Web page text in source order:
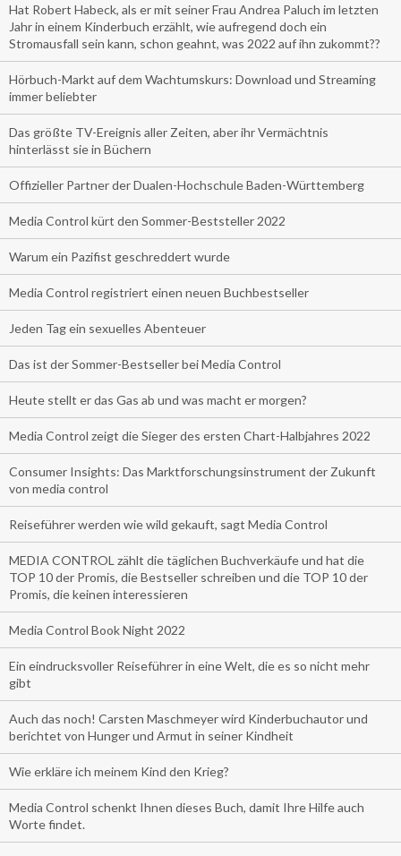
Hat Robert Habeck, als er mit seiner Frau Andrea Paluch im letzten
Jahr in einem Kinderbuch erzählt, wie aufregend doch ein
Stromausfall sein kann, schon geahnt, was 2022 auf ihn zukommt??
Hörbuch-Markt auf dem Wachtumskurs: Download und Streaming
immer beliebter
Das größte TV-Ereignis aller Zeiten, aber ihr Vermächtnis
hinterlässt sie in Büchern
Offizieller Partner der Dualen-Hochschule Baden-Württemberg
Media Control kürt den Sommer-Beststeller 2022
Warum ein Pazifist geschreddert wurde
Media Control registriert einen neuen Buchbestseller
Jeden Tag ein sexuelles Abenteuer
Das ist der Sommer-Bestseller bei Media Control
Heute stellt er das Gas ab und was macht er morgen?
Media Control zeigt die Sieger des ersten Chart-Halbjahres 2022
Consumer Insights: Das Marktforschungsinstrument der Zukunft
von media control
Reiseführer werden wie wild gekauft, sagt Media Control
MEDIA CONTROL zählt die täglichen Buchverkäufe und hat die
TOP 10 der Promis, die Bestseller schreiben und die TOP 10 der
Promis, die keinen interessieren
Media Control Book Night 2022
Ein eindrucksvoller Reiseführer in eine Welt, die es so nicht mehr
gibt
Auch das noch! Carsten Maschmeyer wird Kinderbuchautor und
berichtet von Hunger und Armut in seiner Kindheit
Wie erkläre ich meinem Kind den Krieg?
Media Control schenkt Ihnen dieses Buch, damit Ihre Hilfe auch
Worte findet.